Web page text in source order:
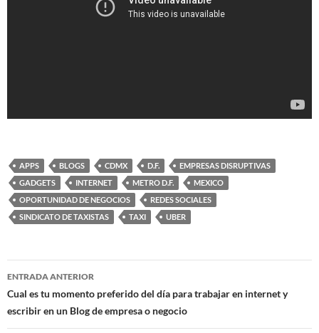
APPS BLOGS CDMX D.F.
EMPRESAS DISRUPTIVAS
GADGETS
INTERNET METRO D.F.
MEXICO
OPORTUNIDAD DE NEGOCIOS
REDES SOCIALES
SINDICATO DE TAXISTAS
TAXI UBER
Navegación
de
entradas
ENTRADA ANTERIOR
Cual es tu momento preferido del día para trabajar en internet y
escribir en un Blog de empresa o negocio